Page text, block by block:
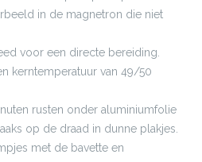
in de magnetron die niet
voor een directe bereiding.
kerntemperatuur van 49/50
rusten onder aluminiumfolie
op de draad in dunne plakjes.
met de bavette en